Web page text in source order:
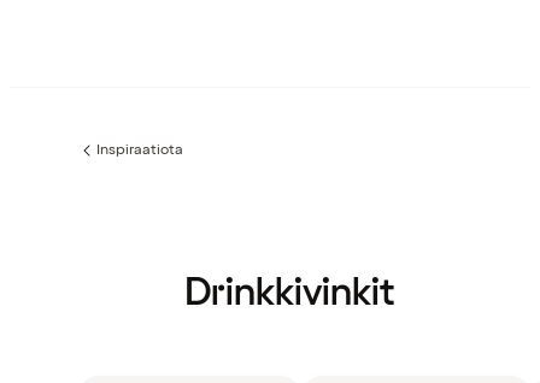
Edellinen
Inspiraatiota
Drinkkivinkit